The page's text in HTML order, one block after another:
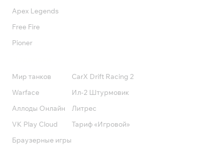
Apex Legends
Free Fire
Pioner
Мир танков
Warface
Аллоды Онлайн
VK Play Cloud
Браузерные игры
CarX Drift Racing 2
Ил-2 Штурмовик
Литрес
Тариф «Игровой»